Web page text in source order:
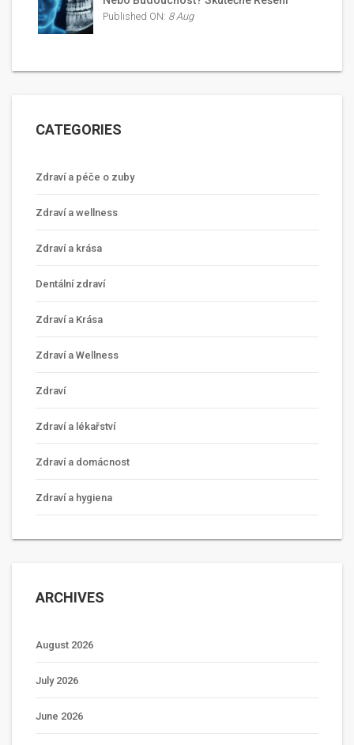
Published ON: 8 Aug
CATEGORIES
Zdraví a péče o zuby
Zdraví a wellness
Zdraví a krása
Dentální zdraví
Zdraví a Krása
Zdraví a Wellness
Zdraví
Zdraví a lékařství
Zdraví a domácnost
Zdraví a hygiena
ARCHIVES
August 2026
July 2026
June 2026